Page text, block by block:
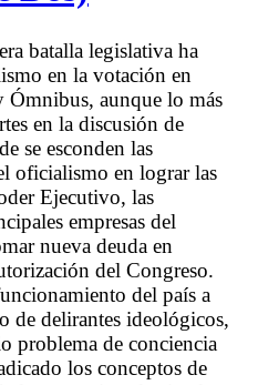
batalla legislativa ha
en la votación en
Ómnibus, aunque lo más
en la discusión de
se esconden las
oficialismo en lograr las
Ejecutivo, las
empresas del
nueva deuda en
del Congreso.
del país a
de delirantes ideológicos,
problema de conciencia
los conceptos de